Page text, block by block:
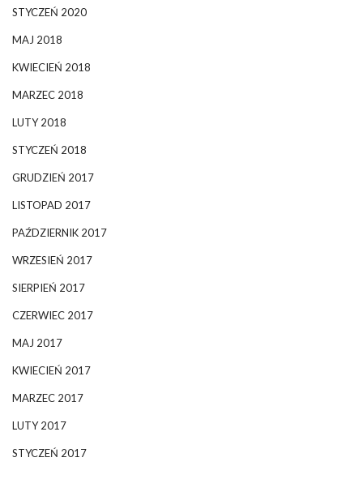
STYCZEŃ 2020
MAJ 2018
KWIECIEŃ 2018
MARZEC 2018
LUTY 2018
STYCZEŃ 2018
GRUDZIEŃ 2017
LISTOPAD 2017
PAŹDZIERNIK 2017
WRZESIEŃ 2017
SIERPIEŃ 2017
CZERWIEC 2017
MAJ 2017
KWIECIEŃ 2017
MARZEC 2017
LUTY 2017
STYCZEŃ 2017